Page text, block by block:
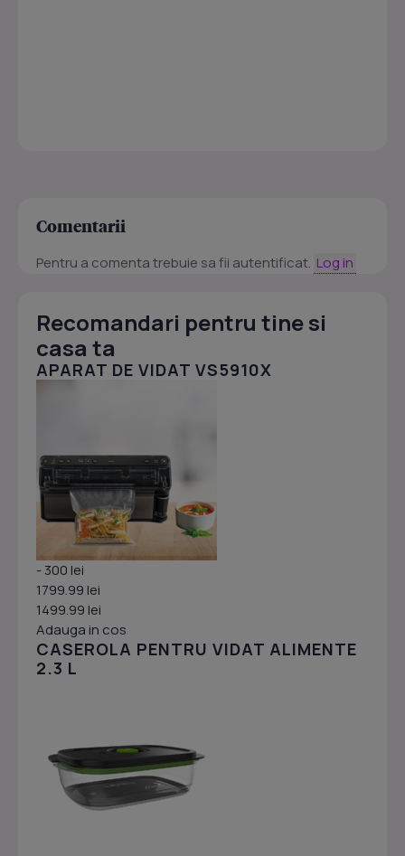
Comentarii
Pentru a comenta trebuie sa fii autentificat. Log in
Recomandari pentru tine si
casa ta
APARAT DE VIDAT VS5910X
- 300 lei
1799.99 lei
1499.99 lei
Adauga in cos
CASEROLA PENTRU VIDAT ALIMENTE
2.3 L